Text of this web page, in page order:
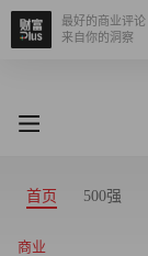
最好的商业评论
来自你的洞察
首页 500强
商业